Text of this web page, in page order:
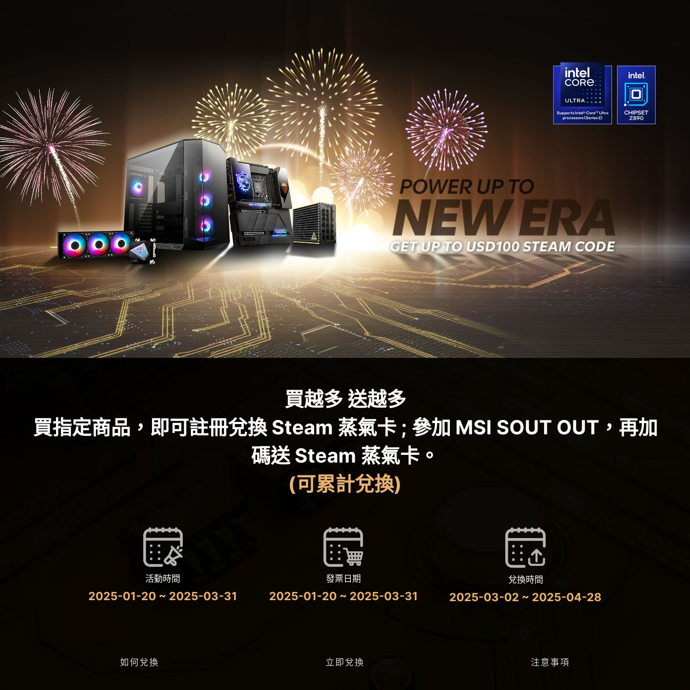
買越多 送越多
買指定商品，即可註冊兌換 Steam 蒸氣卡 ; 參加 MSI SOUT OUT，再加
碼送 Steam 蒸氣卡。
(可累計兌換)
活動時間
2025-01-20 ~ 2025-03-31
發票日期
2025-01-20 ~ 2025-03-31
兌換時間
2025-03-02 ~ 2025-04-28
如何兌換 立即兌換 注意事項